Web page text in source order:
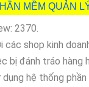
MỀM QUẢN
2370.
các shop kinh
bị đánh tráo hàng
dụng hệ thống